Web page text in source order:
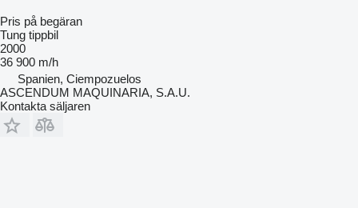
Pris på begäran
Tung tippbil
2000
36 900 m/h
Spanien, Ciempozuelos
ASCENDUM MAQUINARIA, S.A.U.
Kontakta säljaren